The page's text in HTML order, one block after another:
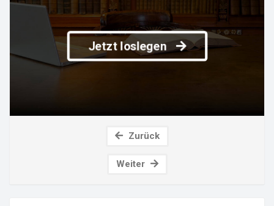
Jetzt loslegen
Zurück
Weiter